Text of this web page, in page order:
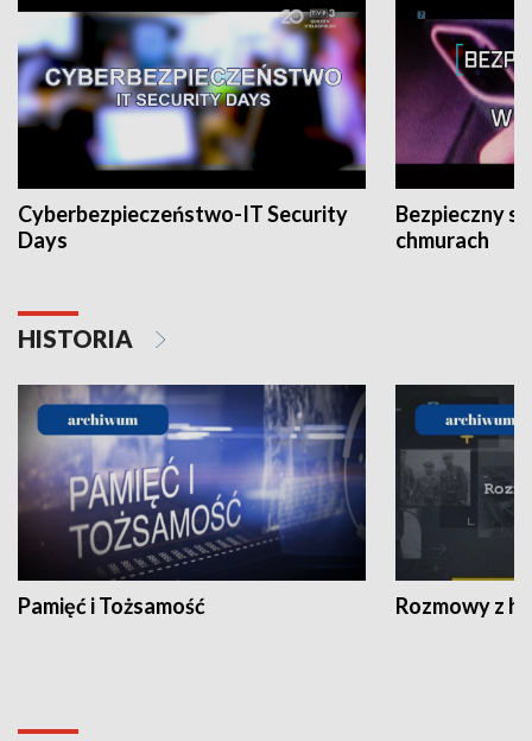
Cyberbezpieczeństwo-IT Security
Days
Bezpieczny
chmurach
HISTORIA
Pamięć i Tożsamość Rozmowy z